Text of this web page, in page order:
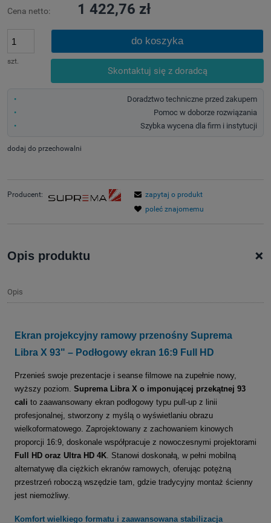
Cena netto: 1 422,76 zł
szt.
do koszyka
Skontaktuj się z doradcą
Doradztwo techniczne przed zakupem
Pomoc w doborze rozwiązania
Szybka wycena dla firm i instytucji
dodaj do przechowalni
Producent:
zapytaj o produkt
poleć znajomemu
Opis produktu +
Opis
Ekran projekcyjny ramowy przenośny Suprema
Libra X 93" – Podłogowy ekran 16:9 Full HD
Przenieś swoje prezentacje i seanse filmowe na zupełnie nowy,
wyższy poziom. Suprema Libra X o imponującej przekątnej 93
cali to zaawansowany ekran podłogowy typu pull-up z linii
profesjonalnej, stworzony z myślą o wyświetlaniu obrazu
wielkoformatowego. Zaprojektowany z zachowaniem kinowych
proporcji 16:9, doskonale współpracuje z nowoczesnymi projektorami
Full HD oraz Ultra HD 4K . Stanowi doskonałą, w pełni mobilną
alternatywę dla ciężkich ekranów ramowych, oferując potężną
przestrzeń roboczą wszędzie tam, gdzie tradycyjny montaż ścienny
jest niemożliwy.
Komfort wielkiego formatu i zaawansowana stabilizacja